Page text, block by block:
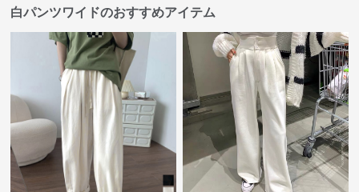
白パンツワイドのおすすめアイテム